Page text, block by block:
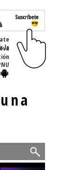
una
nueva